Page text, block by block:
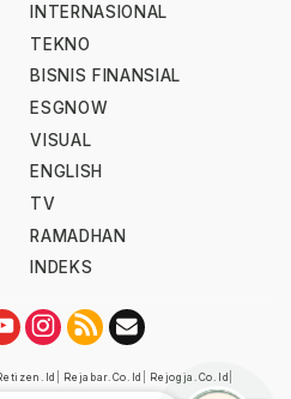
INTERNASIONAL
TEKNO
BISNIS FINANSIAL
ESGNOW
VISUAL
ENGLISH
TV
RAMADHAN
INDEKS
Rejabar.co.id Rejogja.co.id